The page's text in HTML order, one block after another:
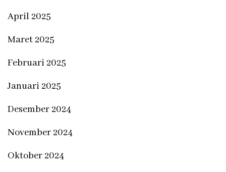
April 2025
Maret 2025
Februari 2025
Januari 2025
Desember 2024
November 2024
Oktober 2024